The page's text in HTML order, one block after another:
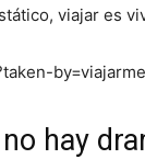
viajar es
hay